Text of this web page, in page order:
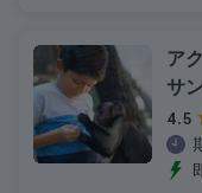
ア
サ
4.5